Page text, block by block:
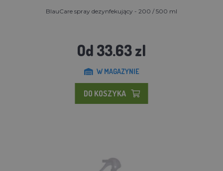
BlauCare spray dezynfekujący - 200 / 500 ml
Od 33.63 zl
W MAGAZYNIE
DO KOSZYKA